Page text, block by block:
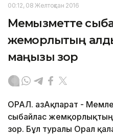
00:12, 08 Желтоқсан 2016
Мемқызметте
жемқорлықтың
маңызы зор
ОРАЛ. ҚазАқпарат -
сыбайлас
зор. Бұл туралы Орал